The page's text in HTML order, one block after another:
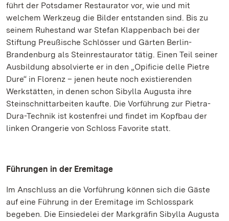
führt der Potsdamer Restaurator vor, wie und mit
welchem Werkzeug die Bilder entstanden sind. Bis zu
seinem Ruhestand war Stefan Klappenbach bei der
Stiftung Preußische Schlösser und Gärten Berlin-
Brandenburg als Steinrestaurator tätig. Einen Teil seiner
Ausbildung absolvierte er in den „Opificie delle Pietre
Dure“ in Florenz – jenen heute noch existierenden
Werkstätten, in denen schon Sibylla Augusta ihre
Steinschnittarbeiten kaufte. Die Vorführung zur Pietra-
Dura-Technik ist kostenfrei und findet im Kopfbau der
linken Orangerie von Schloss Favorite statt.
Führungen in der Eremitage
Im Anschluss an die Vorführung können sich die Gäste
auf eine Führung in der Eremitage im Schlosspark
begeben. Die Einsiedelei der Markgräfin Sibylla Augusta